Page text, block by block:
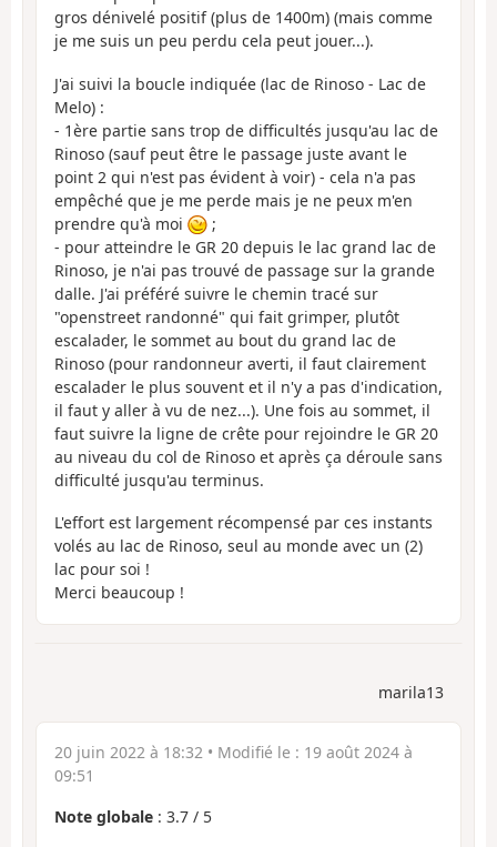
gros dénivelé positif (plus de 1400m) (mais comme
je me suis un peu perdu cela peut jouer...).
J'ai suivi la boucle indiquée (lac de Rinoso - Lac de
Melo) :
- 1ère partie sans trop de difficultés jusqu'au lac de
Rinoso (sauf peut être le passage juste avant le
point 2 qui n'est pas évident à voir) - cela n'a pas
empêché que je me perde mais je ne peux m'en
prendre qu'à moi
;
- pour atteindre le GR 20 depuis le lac grand lac de
Rinoso, je n'ai pas trouvé de passage sur la grande
dalle. J'ai préféré suivre le chemin tracé sur
"openstreet randonné" qui fait grimper, plutôt
escalader, le sommet au bout du grand lac de
Rinoso (pour randonneur averti, il faut clairement
escalader le plus souvent et il n'y a pas d'indication,
il faut y aller à vu de nez...). Une fois au sommet, il
faut suivre la ligne de crête pour rejoindre le GR 20
au niveau du col de Rinoso et après ça déroule sans
difficulté jusqu'au terminus.
L'effort est largement récompensé par ces instants
volés au lac de Rinoso, seul au monde avec un (2)
lac pour soi !
Merci beaucoup !
marila13
20 juin 2022 à 18:32 • Modifié le : 19 août 2024 à
09:51
Note globale : 3.7 / 5